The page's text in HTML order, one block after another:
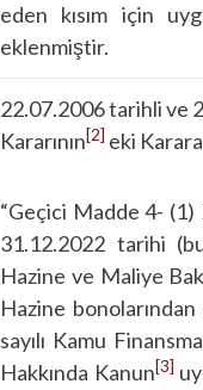
eden kısım için
eklenmiştir.
22.07.2006 tarihli ve
Kararının[2] eki
“Geçici Madde 4-
31.12.2022 tarihi
Hazine ve Maliye
Hazine
sayılı Kamu
Hakkında Kanun[3]